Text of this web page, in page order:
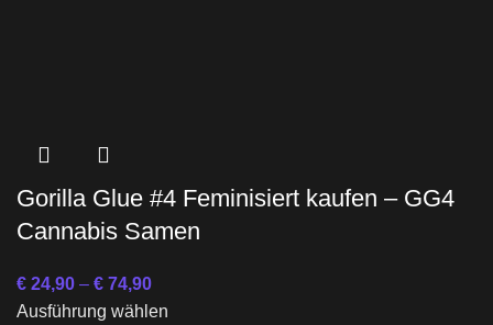
Gorilla Glue #4 Feminisiert kaufen – GG4
Cannabis Samen
€ 24,90 – € 74,90
Ausführung wählen